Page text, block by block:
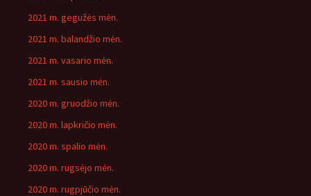
2021 m. gegužės mėn.
2021 m. balandžio mėn.
2021 m. vasario mėn.
2021 m. sausio mėn.
2020 m. gruodžio mėn.
2020 m. lapkričio mėn.
2020 m. spalio mėn.
2020 m. rugsėjo mėn.
2020 m. rugpjūčio mėn.